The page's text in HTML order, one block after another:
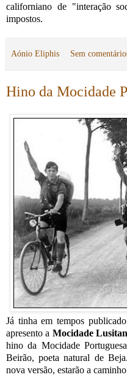
californiano de "interação
impostos.
Aónio Eliphis Sem
Hino da Mocidade
Já tinha em tempos
apresento a Mocidade
hino da Mocidade
Beirão, poeta natural de
nova versão, estarão a